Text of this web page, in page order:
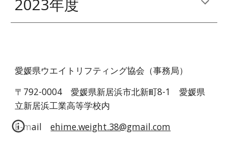
2023年度
愛媛県ウエイトリフティング協会（事務局）
〒792-0004 愛媛県新居浜市北新町8-1 愛媛県
立新居浜工業高等学校内
E-mailehime.weight.38@gmail.com